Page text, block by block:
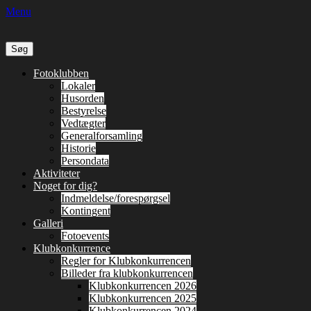
Menu
Søg
efter:
Primær
SpringFotoklubben
Lokaler
Husorden
Bestyrelse
Vedtægter
Generalforsamling
Historie
Persondata
Aktiviteter
Noget for dig?
Indmeldelse/forespørgsel
Kontingent
Galleri
Fotoevents
Klubkonkurrence
Regler for Klubkonkurrencen
Billeder fra klubkonkurrencen
Klubkonkurrencen 2026
Klubkonkurrencen 2025